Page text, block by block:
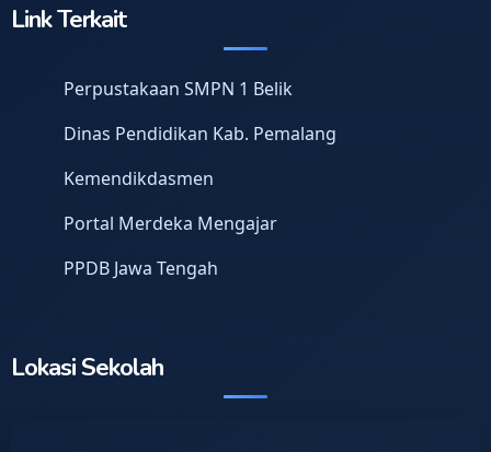
Link Terkait
Perpustakaan SMPN 1 Belik
Dinas Pendidikan Kab. Pemalang
Kemendikdasmen
Portal Merdeka Mengajar
PPDB Jawa Tengah
Lokasi Sekolah